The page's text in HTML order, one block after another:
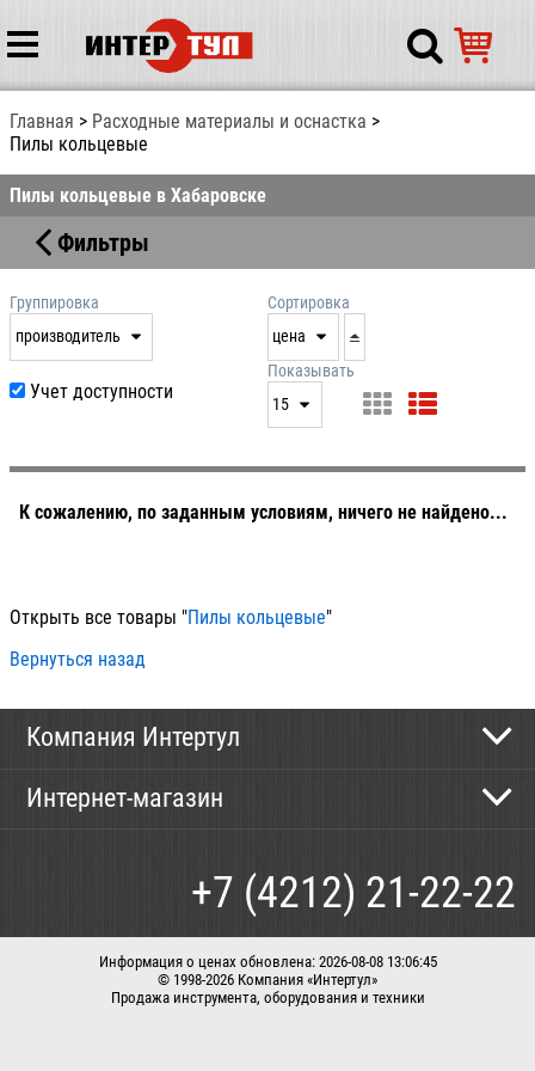
Главная
Расходные материалы и оснастка
Пилы кольцевые
Пилы кольцевые в Хабаровске
Фильтры
Группировка
производитель
производитель
Сортировка
цена
дата
цена
артикул
Учет доступности
Показывать
15
25
50
К сожалению, по заданным условиям, ничего не найдено...
Открыть все товары "Пилы кольцевые"
Вернуться назад
Компания Интертул
Новости
Интернет-магазин
Доставка
+7 (4212) 21-22-22
Информация о ценах обновлена: 2026-08-08 13:06:45
© 1998-2026 Компания «Интертул»
Продажа инструмента, оборудования и техники